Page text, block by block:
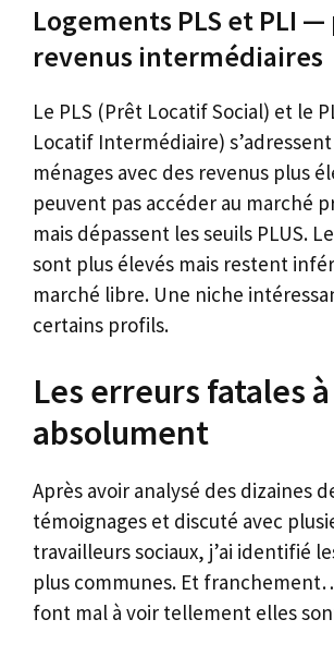
Logements PLS et PLI
revenus intermédiaires
Le PLS (Prêt Locatif Social) et le
Locatif Intermédiaire)
ménages avec des revenus plus
peuvent pas accéder au marché
mais dépassent les seuils PLUS.
sont plus élevés mais restent
marché libre. Une niche
certains profils.
Les erreurs fatales
absolument
Après avoir analysé des dizaines
témoignages et discuté avec
travailleurs sociaux, j’ai identifié
plus communes. Et
font mal à voir tellement elles